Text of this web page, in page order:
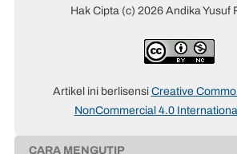
Hak Cipta (c) 2026 Andika Yusuf
Artikel ini berlisensiCreative
NonCommercial 4.0
CARA MENGUTIP